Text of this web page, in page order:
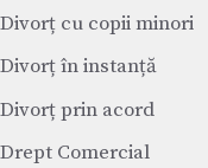
Divorț cu copii minori
Divorț în instanță
Divorț prin acord
Drept Comercial